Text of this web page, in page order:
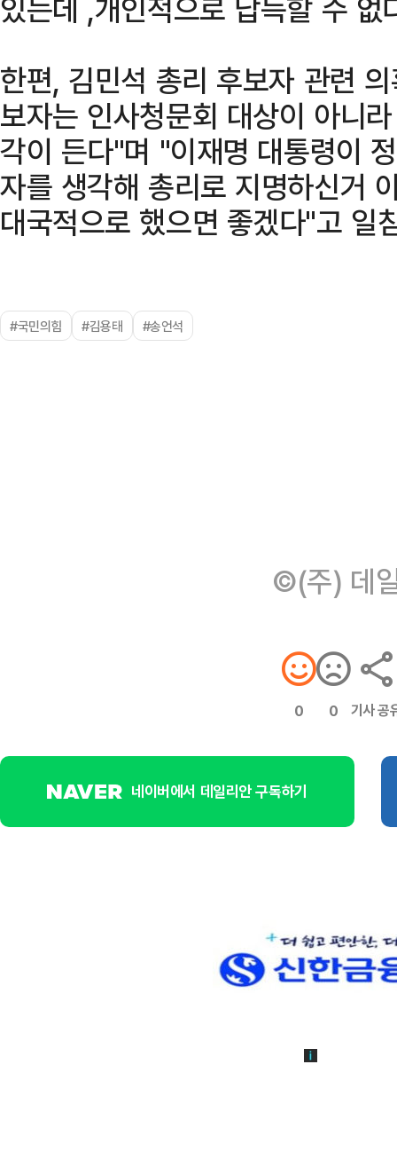
있는데 ,개인적으로 납득할 수
한편, 김민석 총리 후보자 관련
보자는 인사청문회 대상이 아니
각이 든다"며 "이재명 대통령이
자를 생각해 총리로 지명하신거
대국적으로 했으면 좋겠다"고 일
#국민의힘 #김용태 #송언석
©(주) 데
0 0 기사 공
네이버에서 데일리안 구독하기